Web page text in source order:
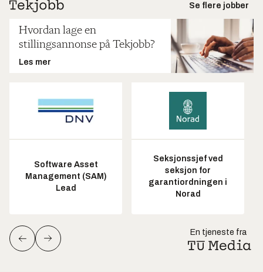
Se flere jobber
Hvordan lage en
stillingsannonse på Tekjobb?
Les mer
Software Asset
Management (SAM)
Lead
Seksjonssjef ved
seksjon for
garantiordningen i
Norad
En tjeneste fra